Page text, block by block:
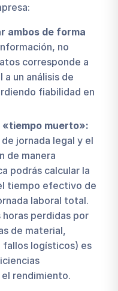
ambos de forma
no
corresponde a
a un análisis de
fiabilidad en
«tiempo muerto»:
jornada legal y el
de manera
podrás calcular la
tiempo efectivo de
laboral total.
perdidas por
de material,
fallos logísticos) es
rendimiento.